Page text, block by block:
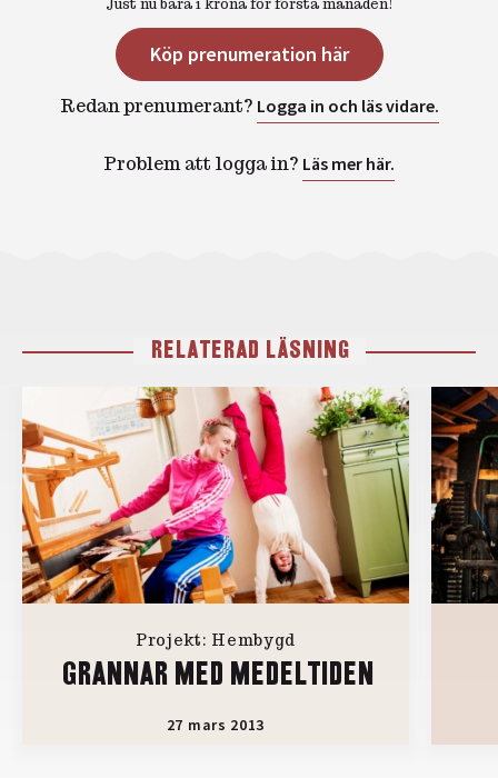
Just nu bara 1 krona för första månaden!
Köp prenumeration här
Redan prenumerant? Logga in och läs vidare.
Problem att logga in? Läs mer här.
RELATERAD LÄSNING
Projekt: Hembygd
GRANNAR MED MEDELTIDEN
27 mars 2013